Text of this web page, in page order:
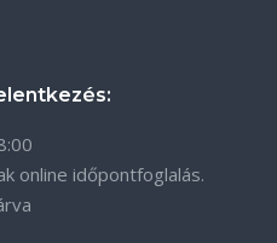
online időpontfoglalás.